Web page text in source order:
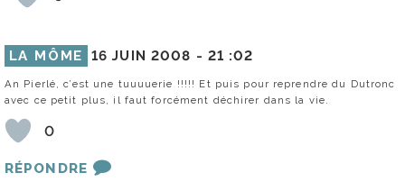
LA MÔME 16 JUIN 2008 - 21 :02
An Pierlé, c’est une tuuuuerie !!!!! Et puis pour reprendre du Dutronc
avec ce petit plus, il faut forcément déchirer dans la vie.
0
RÉPONDRE